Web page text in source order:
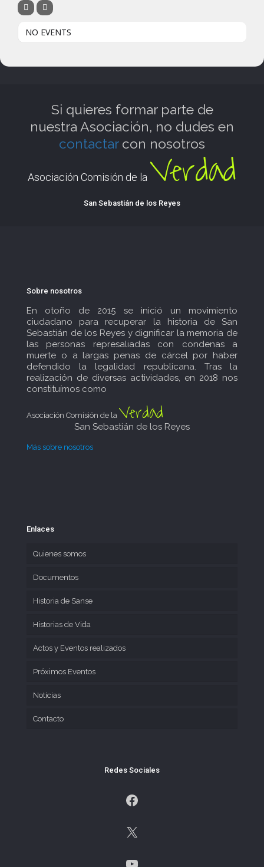
NO EVENTS
Si quieres formar parte de
nuestra Asociación, no dudes en
contactarcon nosotros
Asociación Comisión de la Verdad
San Sebastián de los Reyes
Sobre nosotros
En otoño de 2015 se inició un movimiento
ciudadano para recuperar la historia de San
Sebastián de los Reyes y dignificar la memoria de
las personas represaliadas con condenas a
muerte o a largas penas de cárcel por haber
defendido la legalidad republicana. Tras la
realización de diversas actividades, en 2018 nos
constituímos como
Asociación Comisión de la Verdad
San Sebastián de los Reyes
Más sobre nosotros
Enlaces
Quienes somos
Documentos
Historia de Sanse
Historias de Vida
Actos y Eventos realizados
Próximos Eventos
Noticias
Contacto
Redes Sociales
Facebook
X
YouTube